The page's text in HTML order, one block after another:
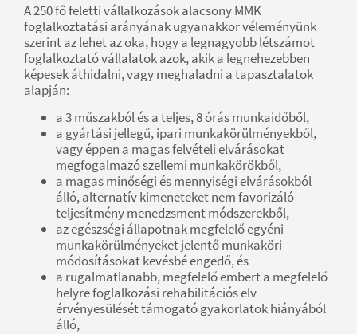
A 250 fő feletti vállalkozások alacsony MMK
foglalkoztatási arányának ugyanakkor véleményünk
szerint az lehet az oka, hogy a legnagyobb létszámot
foglalkoztató vállalatok azok, akik a legnehezebben
képesek áthidalni, vagy meghaladni a tapasztalatok
alapján:
a 3 műszakból és a teljes, 8 órás munkaidőből,
a gyártási jellegű, ipari munkakörülményekből,
vagy éppen a magas felvételi elvárásokat
megfogalmazó szellemi munkakörökből,
a magas minőségi és mennyiségi elvárásokból
álló, alternatív kimeneteket nem favorizáló
teljesítmény menedzsment módszerekből,
az egészségi állapotnak megfelelő egyéni
munkakörülményeket jelentő munkaköri
módosításokat kevésbé engedő, és
a rugalmatlanabb, megfelelő embert a megfelelő
helyre foglalkozási rehabilitációs elv
érvényesülését támogató gyakorlatok hiányából
álló,